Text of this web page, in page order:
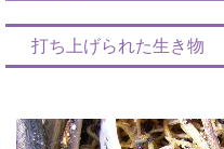
打ち上げられた生き物